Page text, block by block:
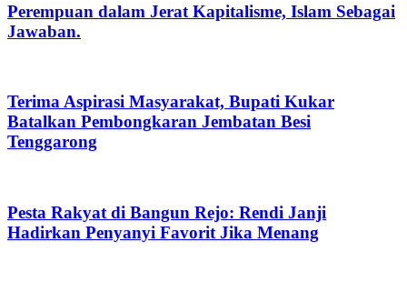
Perempuan dalam Jerat Kapitalisme, Islam Sebagai
Jawaban.
Terima Aspirasi Masyarakat, Bupati Kukar
Batalkan Pembongkaran Jembatan Besi
Tenggarong
Pesta Rakyat di Bangun Rejo: Rendi Janji
Hadirkan Penyanyi Favorit Jika Menang